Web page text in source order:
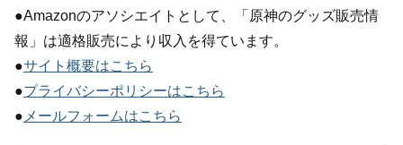
●Amazonのアソシエイトとして、「原神のグッズ販売情
報」は適格販売により収入を得ています。
●サイト概要はこちら
●プライバシーポリシーはこちら
● メールフォームはこちら